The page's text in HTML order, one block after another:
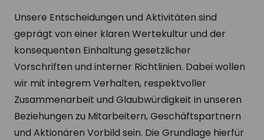
Unsere Entscheidungen und Aktivitäten sind
geprägt von einer klaren Wertekultur und der
konsequenten Einhaltung gesetzlicher
Vorschriften und interner Richtlinien. Dabei wollen
wir mit integrem Verhalten, respektvoller
Zusammenarbeit und Glaubwürdigkeit in unseren
Beziehungen zu Mitarbeitern, Geschäftspartnern
und Aktionären Vorbild sein. Die Grundlage hierfür